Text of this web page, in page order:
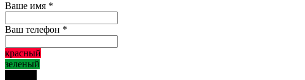
Ваше имя *
Ваш телефон *
красный
зеленый